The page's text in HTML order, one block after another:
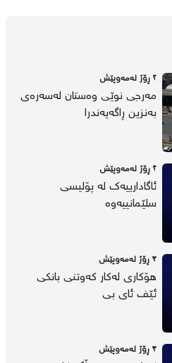
٢ ڕۆژ لەمەوپێش
مەرجی نوێی وەستان لەسەرەی
بەنزین ڕاگەیەندرا
٢ ڕۆژ لەمەوپێش
ئاگادارییەک لە پۆلیسی
سلێمانییەوە
٣ ڕۆژ لەمەوپێش
هۆکاری لەکار کەوتنی بانکی
ئێف ئای بی
٣ ڕۆژ لەمەوپێش